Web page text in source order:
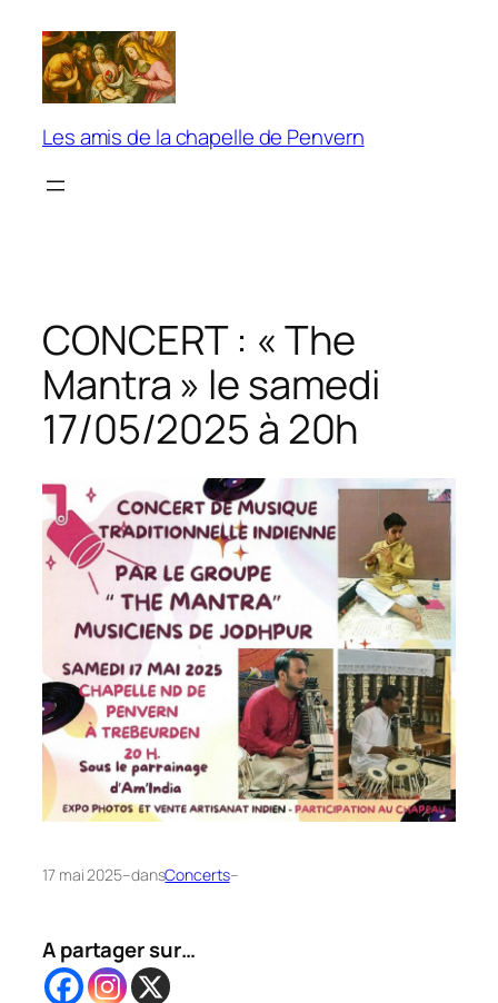
contenu
Les amis de la chapelle de Penvern
CONCERT : « The
Mantra » le samedi
17/05/2025 à 20h
17 mai 2025–dansConcerts–
A partager sur…